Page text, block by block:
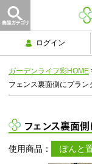
ログイン
ガーデンライフ彩HOME
フェンス裏面側にプラン
フェンス裏面
使用商品： ぽんと